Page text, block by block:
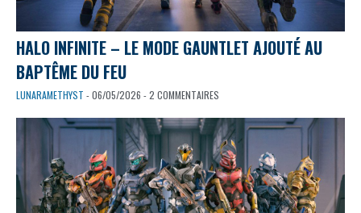
HALO INFINITE – LE MODE GAUNTLET AJOUTÉ AU
BAPTÊME DU FEU
LUNARAMETHYST - 06/05/2026 - 2 COMMENTAIRES